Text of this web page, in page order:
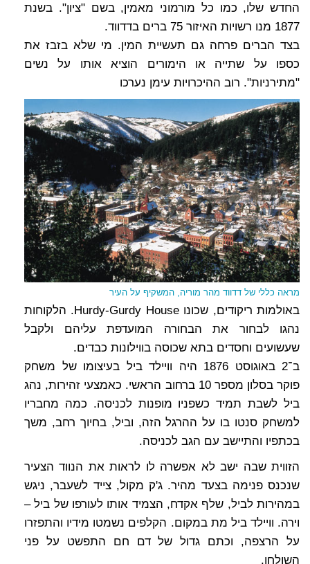
החדש שלו, כמו כל מורמוני מאמין, בשם "ציון". בשנת
1877 מנו רשויות האיזור 75 ברים בדדווד.
בצד הברים פרחה גם תעשיית המין. מי שלא בזבז את
כספו על שתייה או הימורים הוציא אותו על נשים
"מתירניות". רוב ההיכרויות עימן נערכו
מראה כללי של דדווד מהר מוריה, המשקיף על העיר
באולמות ריקודים, שכונו Hurdy-Gurdy House. הלקוחות
נהגו לבחור את הבחורה המועדפת עליהם ולקבל
שעשועים וחסדים בתא שכוסה בווילונות כבדים.
ב־2 באוגוסט 1876 היה וויילד ביל בעיצומו של משחק
פוקר בסלון מספר 10 ברחוב הראשי. כאמצעי זהירות, נהג
ביל לשבת תמיד כשפניו מופנות לכניסה. כמה מחבריו
למשחק סנטו בו על ההרגל הזה, וביל, בחיוך רחב, משך
בכתפיו והתיישב עם הגב לכניסה.
הזווית שבה ישב לא אפשרה לו לראות את הנווד הצעיר
שנכנס פנימה בצעד מהיר. ג'ק מקול, צייד לשעבר, ניגש
במהירות לביל, שלף אקדח, הצמיד אותו לעורפו של ביל –
וירה. וויילד ביל מת במקום. הקלפים נשמטו מידיו והתפזרו
על הרצפה, וכתם גדול של דם חם התפשט על פני
השולחן.